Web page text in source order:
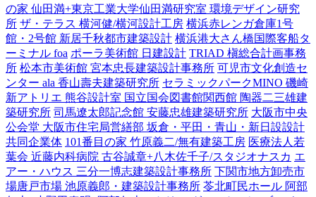
の家 仙田満+東京工業大学仙田満研究室 環境デザイン研究
所 ザ・テラス 横河健/横河設計工房 横浜赤レンガ倉庫1号
館・2号館 新居千秋都市建築設計 横浜港大さん橋国際客船タ
ーミナル foa ポーラ美術館 日建設計 TRIAD 槇総合計画事務
所 松本市美術館 宮本忠長建築設計事務所 可児市文化創造セ
ンター ala 香山壽夫建築研究所 セラミックパークMINO 磯崎
新アトリエ 熊谷設計室 国立国会図書館関西館 陶器二三雄建
築研究所 司馬遼太郎記念館 安藤忠雄建築研究所 大阪市中央
公会堂 大阪市住宅局営繕部 坂倉・平田・青山・新日設設計
共同企業体 101番目の家 竹原義二/無有建築工房 医療法人若
葉会 近藤内科病院 古谷誠章+八木佐千子/スタジオナスカ エ
アー・ハウス 三分一博志建築設計事務所 下関市地方卸売市
場唐戸市場 池原義郎・建築設計事務所 苓北町民ホール 阿部